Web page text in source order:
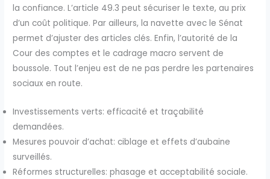
la confiance. L’article 49.3 peut sécuriser le texte, au prix
d’un coût politique. Par ailleurs, la navette avec le Sénat
permet d’ajuster des articles clés. Enfin, l’autorité de la
Cour des comptes et le cadrage macro servent de
boussole. Tout l’enjeu est de ne pas perdre les partenaires
sociaux en route.
Investissements verts: efficacité et traçabilité
demandées.
Mesures pouvoir d’achat: ciblage et effets d’aubaine
surveillés.
Réformes structurelles: phasage et acceptabilité sociale.